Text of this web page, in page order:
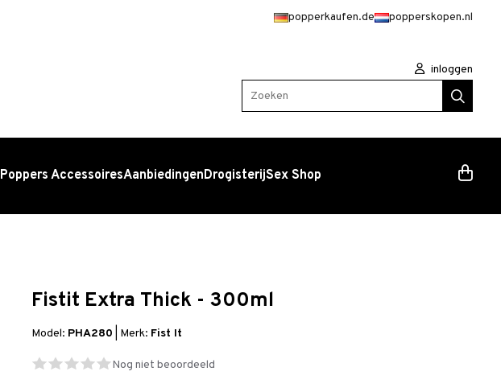
popperkaufen.de popperskopen.nl
inloggen
Zoeken
Poppers AccessoiresAanbiedingenDrogisterijSex Shop
Fistit Extra Thick - 300ml
Model: PHA280 Merk: Fist It
Nog niet beoordeeld